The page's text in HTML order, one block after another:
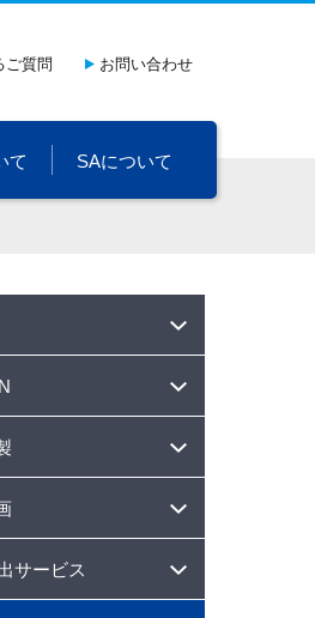
ご質問 お問い合わせ
て SAについて
サービス